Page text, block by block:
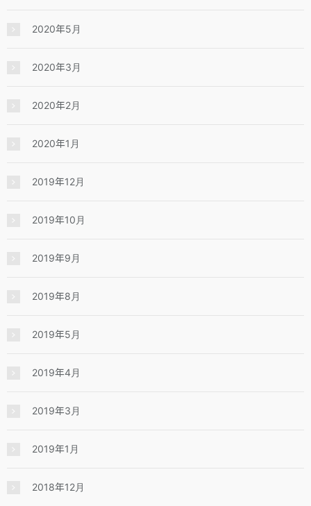
2020年5月
2020年3月
2020年2月
2020年1月
2019年12月
2019年10月
2019年9月
2019年8月
2019年5月
2019年4月
2019年3月
2019年1月
2018年12月